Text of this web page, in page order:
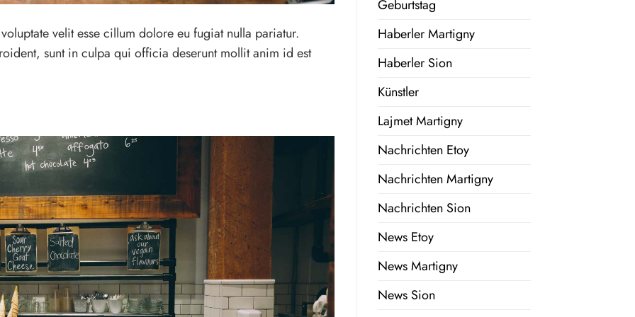
velit esse cillum dolore eu fugiat nulla pariatur.
sunt in culpa qui officia deserunt mollit anim id est
Geburtstag
Haberler Martigny
Haberler Sion
Künstler
Lajmet Martigny
Nachrichten Etoy
Nachrichten Martigny
Nachrichten Sion
News Etoy
News Martigny
News Sion